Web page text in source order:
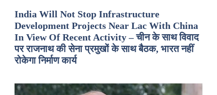
India Will Not Stop Infrastructure
Development Projects Near Lac With China
In View Of Recent Activity – चीन के साथ विवाद
पर राजनाथ की सेना प्रमुखों के साथ बैठक, भारत नहीं
रोकेगा निर्माण कार्य